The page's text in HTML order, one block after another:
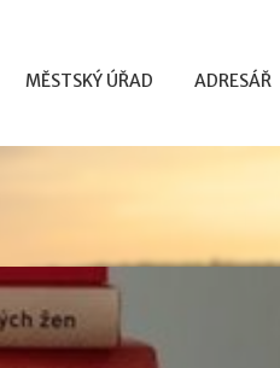
MĚSTSKÝ ÚŘAD ADRESÁŘ